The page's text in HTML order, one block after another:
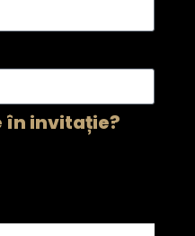
în invitație?